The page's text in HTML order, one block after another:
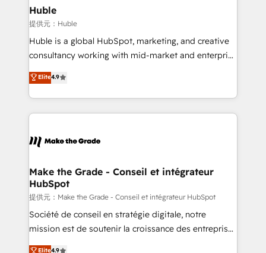
Award 🏆2020 Elite Solutions Partner 🏆2019
Integrations HubSpot Impact Award 🏆2019
Marketing Enablement HubSpot Impact Award 🏆
2018 Website Design HubSpot Impact Award 🏆2017
Growth-Driven Design Agency of the Year 🏆2016
Sales Enablement HubSpot Impact Award 🏆2015
HubSpot COS Performance Award 🏆2014 HubSpot
COS Design Award 🏆2013 HubSpot Marketplace
Partner 📆Founded in 1997
Huble
提供元：Huble
Huble is a global HubSpot, marketing, and creative
consultancy working with mid-market and enterprise
businesses. We go beyond implementation, shaping
the strategy, processes, and teams that turn
HubSpot into a genuine growth engine. Named
HubSpot's Global Partner of the Year in 2024,
worldwide, and with over 15 years in the ecosystem,
One company, one operating model, delivering
across offices and consulting teams in the UK, USA,
Canada, Germany, France, Belgium, Singapore, and
South Africa. Certified compliant with ISO/IEC
27001:2022 and ISO 9001:2015 across all seven
Elite4.9
Make the Grade - Conseil et intégrateur
HubSpot
提供元：Make the Grade - Conseil et intégrateur HubSpot
Société de conseil en stratégie digitale, notre
mission est de soutenir la croissance des entreprises
B2B à travers l’acquisition de nouveaux clients,
Elite4.9